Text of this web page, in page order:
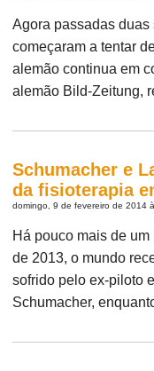
Agora passadas
começaram a tentar
alemão continua em
alemão Bild-Zeitung,
Schumacher e
da fisioterapia
domingo, 9 de fevereiro de 2014
Há pouco mais de
de 2013, o mundo
sofrido pelo ex-piloto
Schumacher,